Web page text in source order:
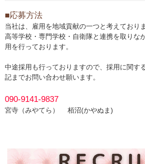
■応募方法
当社は、雇用を地域貢献の一つと考えており
高等学校・専門学校・自衛隊と連携を取りな
用を行っております。
中途採用も行っておりますので、採用に関す
記までお問い合わせ願います。
090-9141-9837
宮寺（みやてら） 栢沼(かやぬま)